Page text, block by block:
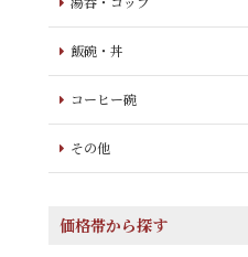
飯碗・丼
コーヒー碗
その他
価格帯から探す